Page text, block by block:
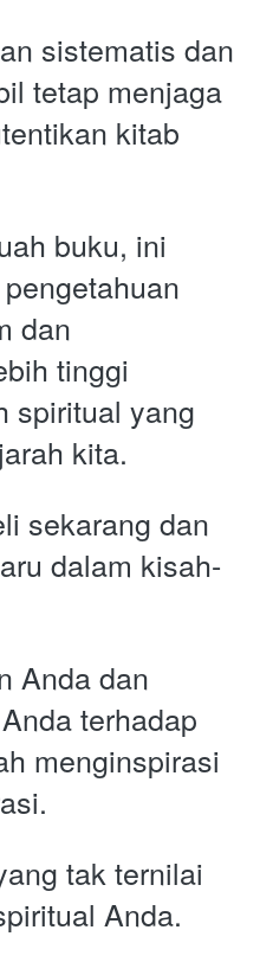
sistematis dan
tetap menjaga
kitab
buku, ini
dan
tinggi
spiritual yang
kita.
sekarang dan
dalam kisah-
Anda dan
terhadap
menginspirasi
tak ternilai
Anda.